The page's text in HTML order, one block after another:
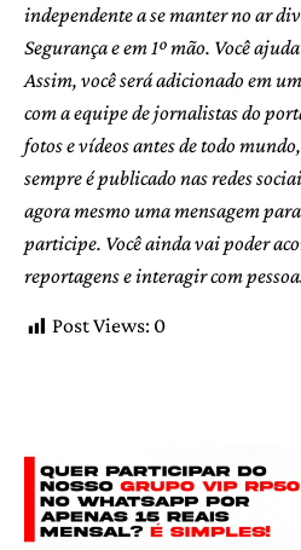
independente a se manter no ar
Segurança e em 1º mão. Você
Assim, você será adicionado em
com a equipe de jornalistas do
fotos e vídeos antes de todo
sempre é publicado nas redes
agora mesmo uma mensagem para
participe. Você ainda vai poder
reportagens e interagir com
Post Views: 0